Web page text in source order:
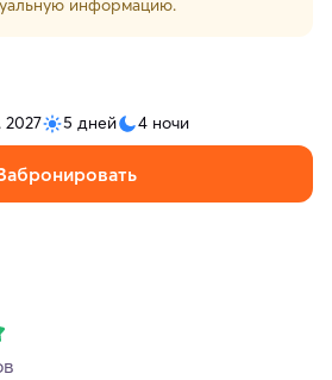
информацию.
2027 5 дней 4 ночи